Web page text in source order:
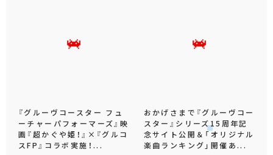
『グルーヴコースター フュ
ーチャーパフォーマーズ』映
画『超かぐや姫！』×『グルコ
スFP』コラボ実施！...
おかげさまで『グルーヴコー
スター』シリーズ15周年記
念サイト公開＆「オリジナル
楽曲ランキング」開催あ...